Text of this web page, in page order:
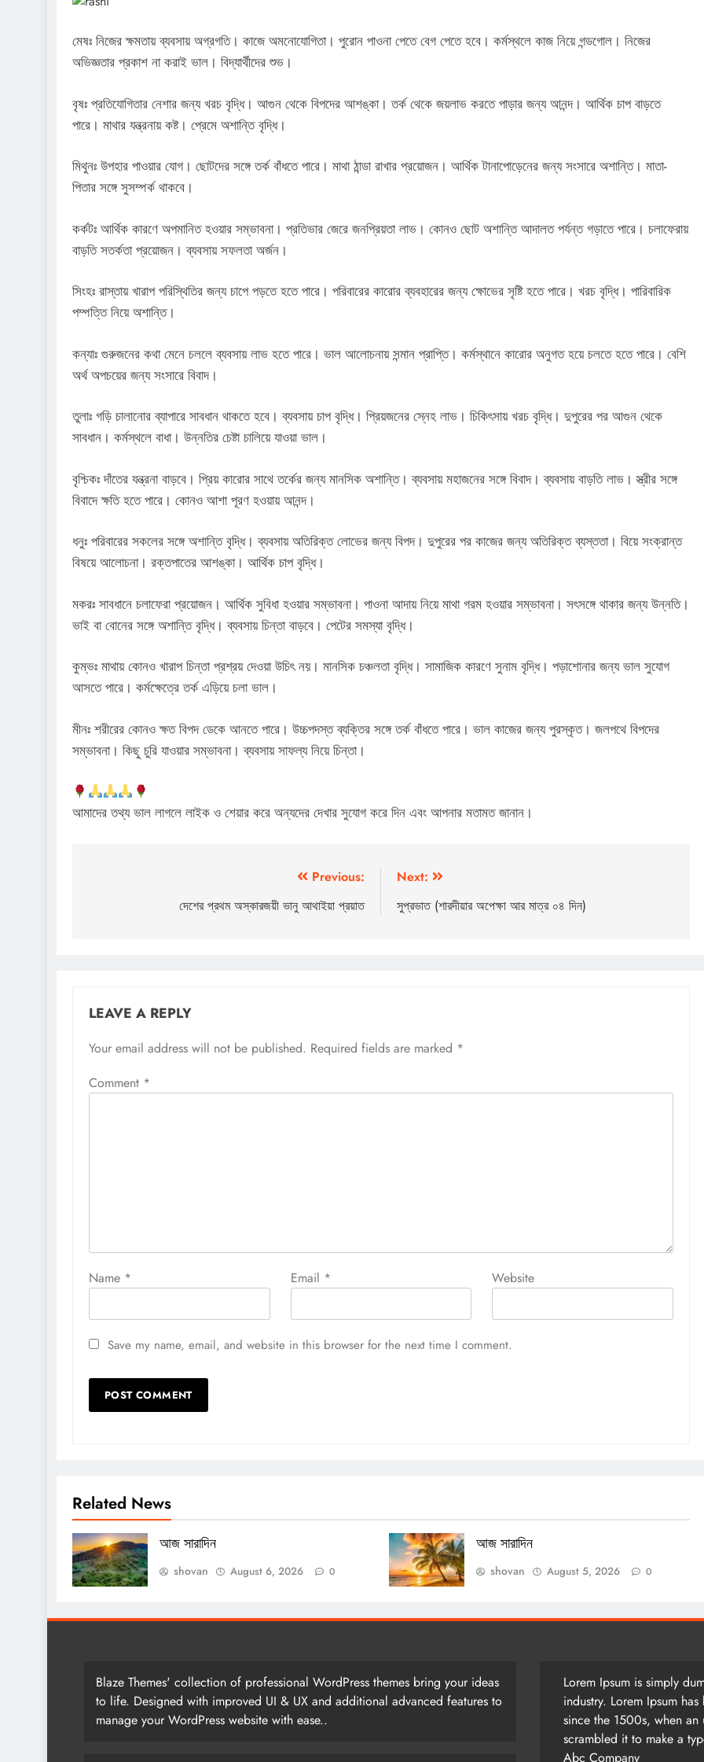
মেষঃ নিজের ক্ষমতায় ব্যবসায় অগ্রগতি। কাজে অমনোযোগিতা। পুরোন পাওনা পেতে বেগ পেতে হবে। কর্মস্থলে কাজ নিয়ে গন্ডগোল। নিজের
অভিজ্ঞতার প্রকাশ না করাই ভাল। বিদ্যার্থীদের শুভ।
বৃষঃ প্রতিযোগিতার নেশার জন্য খরচ বৃদ্ধি। আগুন থেকে বিপদের আশঙ্কা। তর্ক থেকে জয়লাভ করতে পাড়ার জন্য আনন্দ। আর্থিক চাপ বাড়তে
পারে। মাথার যন্ত্রনায় কষ্ট। প্রেমে অশান্তি বৃদ্ধি।
মিথুনঃ উপহার পাওয়ার যোগ। ছোটদের সঙ্গে তর্ক বাঁধতে পারে। মাথা ঠান্ডা রাখার প্রয়োজন। আর্থিক টানাপোড়েনের জন্য সংসারে অশান্তি। মাতা-
পিতার সঙ্গে সুসম্পর্ক থাকবে।
কর্কটঃ আর্থিক কারণে অপমানিত হওয়ার সম্ভাবনা। প্রতিভার জেরে জনপ্রিয়তা লাভ। কোনও ছোট অশান্তি আদালত পর্যন্ত গড়াতে পারে। চলাফেরায়
বাড়তি সতর্কতা প্রয়োজন। ব্যবসায় সফলতা অর্জন।
সিংহঃ রাস্তায় খারাপ পরিস্থিতির জন্য চাপে পড়তে হতে পারে। পরিবারের কারোর ব্যবহারের জন্য ক্ষোভের সৃষ্টি হতে পারে। খরচ বৃদ্ধি। পারিবারিক
পম্পত্তি নিয়ে অশান্তি।
কন্যাঃ গুরুজনের কথা মেনে চললে ব্যবসায় লাভ হতে পারে। ভাল আলোচনায় সন্মান প্রাপ্তি। কর্মস্থানে কারোর অনুগত হয়ে চলতে হতে পারে। বেশি
অর্থ অপচয়ের জন্য সংসারে বিবাদ।
তুলাঃ গড়ি চালানোর ব্যাপারে সাবধান থাকতে হবে। ব্যবসায় চাপ বৃদ্ধি। প্রিয়জনের স্নেহ লাভ। চিকিৎসায় খরচ বৃদ্ধি। দুপুরের পর আগুন থেকে
সাবধান। কর্মস্থলে বাধা। উন্নতির চেষ্টা চালিয়ে যাওয়া ভাল।
বৃশ্চিকঃ দাঁতের যন্ত্রনা বাড়বে। প্রিয় কারোর সাথে তর্কের জন্য মানসিক অশান্তি। ব্যবসায় মহাজনের সঙ্গে বিবাদ। ব্যবসায় বাড়তি লাভ। স্ত্রীর সঙ্গে
বিবাদে ক্ষতি হতে পারে। কোনও আশা পূরণ হওয়ায় আনন্দ।
ধনুঃ পরিবারের সকলের সঙ্গে অশান্তি বৃদ্ধি। ব্যবসায় অতিরিক্ত লোভের জন্য বিপদ। দুপুরের পর কাজের জন্য অতিরিক্ত ব্যস্ততা। বিয়ে সংক্রান্ত
বিষয়ে আলোচনা। রক্তপাতের আশঙ্কা। আর্থিক চাপ বৃদ্ধি।
মকরঃ সাবধানে চলাফেরা প্রয়োজন। আর্থিক সুবিধা হওয়ার সম্ভাবনা। পাওনা আদায় নিয়ে মাথা গরম হওয়ার সম্ভাবনা। সৎসঙ্গে থাকার জন্য উন্নতি।
ভাই বা বোনের সঙ্গে অশান্তি বৃদ্ধি। ব্যবসায় চিন্তা বাড়বে। পেটের সমস্যা বৃদ্ধি।
কুম্ভঃ মাথায় কোনও খারাপ চিন্তা প্রশ্রয় দেওয়া উচিৎ নয়। মানসিক চঞ্চলতা বৃদ্ধি। সামাজিক কারণে সুনাম বৃদ্ধি। পড়াশোনার জন্য ভাল সুযোগ
আসতে পারে। কর্মক্ষেত্রে তর্ক এড়িয়ে চলা ভাল।
মীনঃ শরীরের কোনও ক্ষত বিপদ ডেকে আনতে পারে। উচ্চপদস্ত ব্যক্তির সঙ্গে তর্ক বাঁধতে পারে। ভাল কাজের জন্য পুরস্কৃত। জলপথে বিপদের
সম্ভাবনা। কিছু চুরি যাওয়ার সম্ভাবনা। ব্যবসায় সাফল্য নিয়ে চিন্তা।
আমাদের তথ্য ভাল লাগলে লাইক ও শেয়ার করে অন্যদের দেখার সুযোগ করে দিন এবং আপনার মতামত জানান।
navigation
Previous:
দেশের প্রথম অস্কারজয়ী ভানু আথাইয়া প্রয়াত
Next:
সুপ্রভাত (শারদীয়ার অপেক্ষা আর মাত্র ০৪ দিন)
LEAVE A REPLY
Your email address will not be published. Required fields are marked *
Comment *
Name * Email * Website
Save my name, email, and website in this browser for the next time I comment.
Related News
আজ সারাদিন
shovan August 6, 2026 0
আজ সারাদিন
shovan August 5, 2026 0
OTHERS
Blaze Themes' collection of professional WordPress themes bring your ideas
to life. Designed with improved UI & UX and additional advanced features to
manage your WordPress website with ease..
Lorem Ipsum is simply
industry. Lorem Ipsum
since the 1500s, when
scrambled it to make a
Abc Company